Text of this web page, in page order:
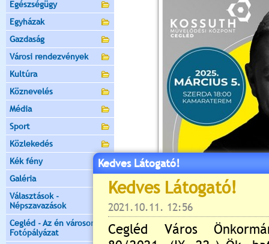
Egészségügy
Egyházak
Gazdaság
Városi rendezvények
Kultúra
Köznevelés
Média
Sport
Közlekedés
Kék fény
Galéria
Választások -
Népszavazások
Cegléd - Az én városom -
Fotópályázat
Kedves Látogató!